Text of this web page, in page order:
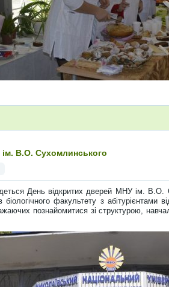
В.О. Сухомлинського
День відкритих дверей МНУ ім. В.О.
факультету з абітурієнтами
познайомитися зі структурою,